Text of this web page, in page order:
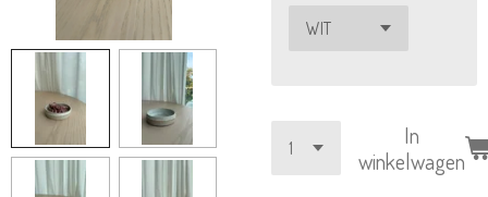
In
winkelwagen